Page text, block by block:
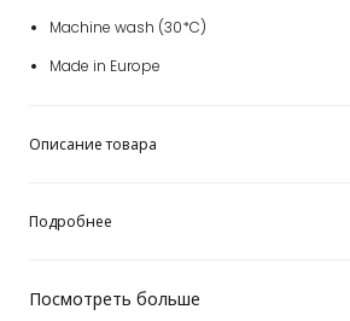
Посмотреть больше
Machine wash (30*C)
Made in Europe
Описание товара
Подробнее